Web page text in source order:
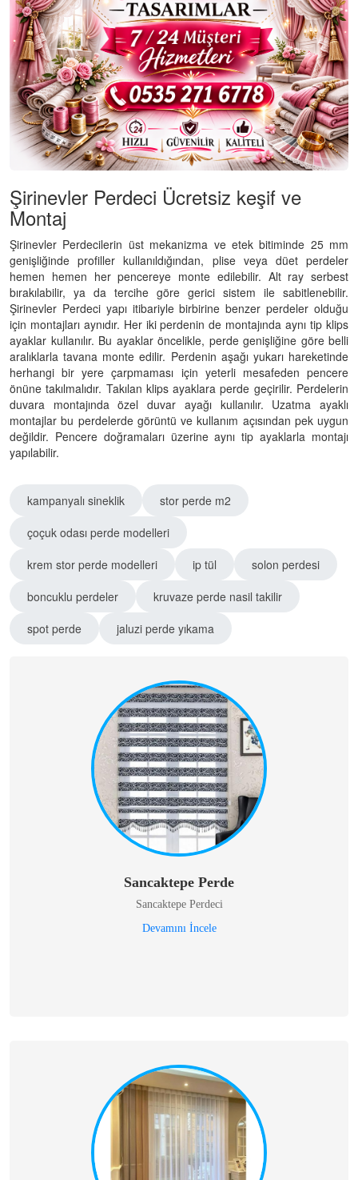
Şirinevler Perdeci Ücretsiz keşif ve
Montaj
Şirinevler Perdecilerin üst mekanizma ve etek bitiminde 25 mm
genişliğinde profiller kullanıldığından, plise veya düet perdeler
hemen hemen her pencereye monte edilebilir. Alt ray serbest
bırakılabilir, ya da tercihe göre gerici sistem ile sabitlenebilir.
Şirinevler Perdeci yapı itibariyle birbirine benzer perdeler olduğu
için montajları aynıdır. Her iki perdenin de montajında aynı tip klips
ayaklar kullanılır. Bu ayaklar öncelikle, perde genişliğine göre belli
aralıklarla tavana monte edilir. Perdenin aşağı yukarı hareketinde
herhangi bir yere çarpmaması için yeterli mesafeden pencere
önüne takılmalıdır. Takılan klips ayaklara perde geçirilir. Perdelerin
duvara montajında özel duvar ayağı kullanılır. Uzatma ayaklı
montajlar bu perdelerde görüntü ve kullanım açısından pek uygun
değildir. Pencere doğramaları üzerine aynı tip ayaklarla montajı
yapılabilir.
kampanyalı sineklik
stor perde m2
çoçuk odası perde modelleri
krem stor perde modelleri
ip tül
solon perdesi
boncuklu perdeler
kruvaze perde nasil takilir
spot perde
jaluzi perde yıkama
Sancaktepe Perde
Sancaktepe Perdeci
Devamını İncele